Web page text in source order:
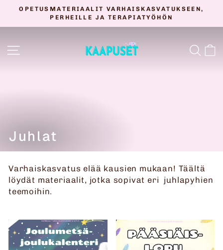
Siirry
Keskeytä
OPETUSMATERIAALIT VARHAISKASVATUKSEEN,
PERHEILLE JA TERAPIATYÖHÖN
SIVUSTON NAVIGOINTI
Juhlat
Varhaiskasvatus elää kausien mukaan! Täältä
löydät materiaalit, jotka sopivat eri juhlapyhien
teemoihin.